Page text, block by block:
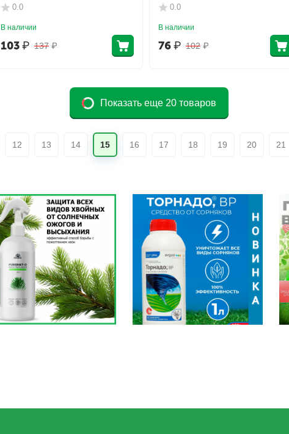
0.0
В наличии
137 ₽
103 ₽
0.0
В наличии
102 ₽
76₽
Показать еще 20 товаров
12 13 14 15 16 17 18 19 20 21